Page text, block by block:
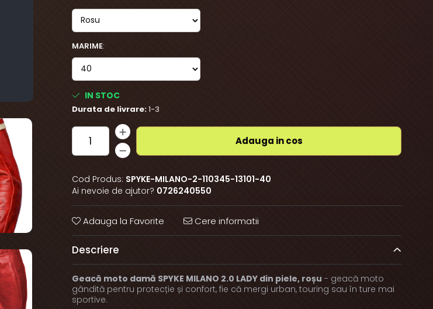
MARIME:
IN STOC
Durata de livrare:1-3
Adauga in cos
Cod Produs: SPYKE-MILANO-2-110345-13101-40
Ai nevoie de ajutor? 0726240550
Adauga la Favorite Cere informatii
Descriere
Geacă moto damă SPYKE MILANO 2.0 LADY din piele, roșu - geacă moto
gândită pentru protecție și confort, fie că mergi urban, touring sau în ture mai
sportive.